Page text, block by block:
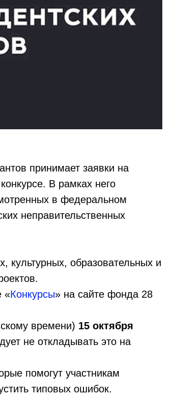
принимает заявки на
В рамках него
в федеральном
неправительственных
культурных, образовательных и
«Конкурсы» на сайте фонда 28
времени) 15 октября
не откладывать это на
помогут участникам
типовых ошибок.